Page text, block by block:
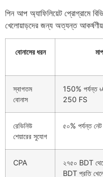
পিন আপ অ্যাফিলিয়েট প্রোগ্রামে
খেলোয়াড়দের জন্য অত্যন্ত
বোনাসের ধরন মাপ
স্বাগতম
বোনাস
150% পর্যন্ত
250 FS
রেভিনিউ
শেয়ারের সুযোগ
৫০% পর্যন্ত নেট
CPA
২৭৫০ BDT
BDT প্রতি